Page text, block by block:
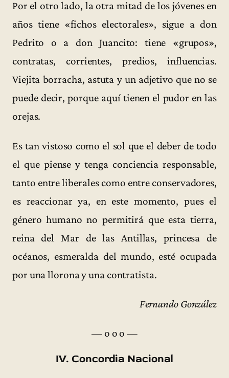
Por el otro lado, la otra mitad de los jóvenes en
años tiene «fichos electorales», sigue a don
Pedrito o a don Juancito: tiene «grupos»,
contratas, corrientes, predios, influencias.
Viejita borracha, astuta y un adjetivo que no se
puede decir, porque aquí tienen el pudor en las
orejas.
Es tan vistoso como el sol que el deber de todo
el que piense y tenga conciencia responsable,
tanto entre liberales como entre conservadores,
es reaccionar ya, en este momento, pues el
género humano no permitirá que esta tierra,
reina del Mar de las Antillas, princesa de
océanos, esmeralda del mundo, esté ocupada
por una llorona y una contratista.
Fernando González
— o o o —
IV. Concordia Nacional